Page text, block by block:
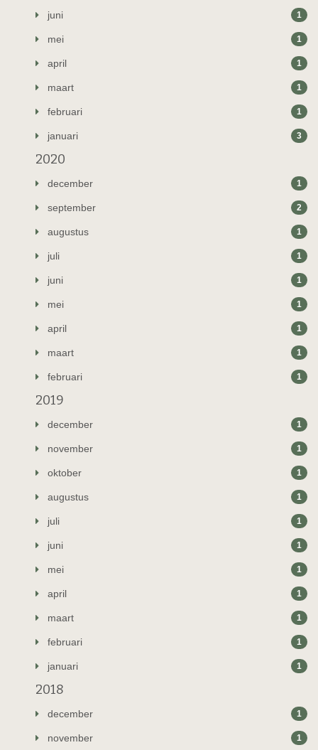
juni 1
mei 1
april 1
maart 1
februari 1
januari 3
2020
december 1
september 2
augustus 1
juli 1
juni 1
mei 1
april 1
maart 1
februari 1
2019
december 1
november 1
oktober 1
augustus 1
juli 1
juni 1
mei 1
april 1
maart 1
februari 1
januari 1
2018
december 1
november 1